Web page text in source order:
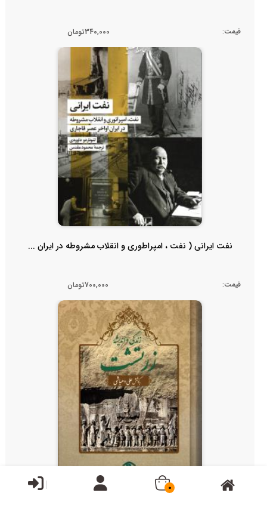
قیمت: 340,000تومان
نفت ایرانی ( نفت ، امپراطوری و انقلاب مشروطه در ایران ...
قیمت: 700,000تومان
0